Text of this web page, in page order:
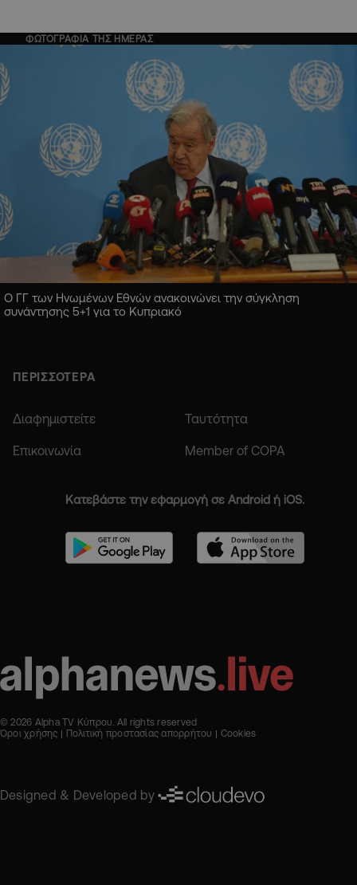
ΦΩΤΟΓΡΑΦΙΑ ΤΗΣ ΗΜΕΡΑΣ
Ο ΓΓ των Ηνωμένων Εθνών ανακοινώνει την σύγκληση
συνάντησης 5+1 για το Κυπριακό
ΠΕΡΙΣΣΟΤΕΡΑ
Διαφημιστείτε Ταυτότητα
Επικοινωνία Member of COPA
Κατεβάστε την εφαρμογή σε Android ή iOS.
© 2026 Alpha TV Κύπρου. All rights reserved
Όροι χρήσης
Πολιτική προστασίας απορρήτου Cookies
Designed & Developed by